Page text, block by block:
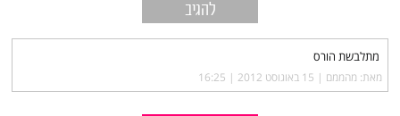
מתלבשת הורס
מאת: מהממם |‏ 15 באוגוסט 2012 | 16:25